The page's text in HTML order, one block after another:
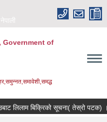
नेपाली
Government of
लिलाम बिक्रिको सूचना( तेस्रो पटक) ।